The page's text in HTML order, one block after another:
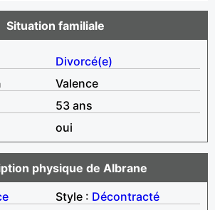
Situation familiale
Divorcé(e)
Valence
53 ans
oui
physique de Albrane
Style : Décontracté